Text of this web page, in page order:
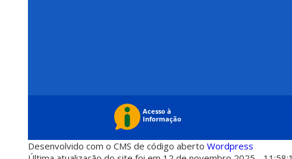
Desenvolvido com o CMS de código aberto Wordpress